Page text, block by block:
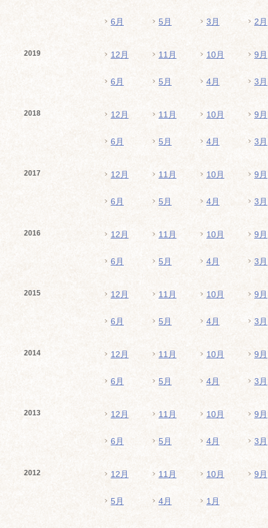
6月 5月 3月 2月
2019 12月 11月 10月 9月
6月 5月 4月 3月
2018 12月 11月 10月 9月
6月 5月 4月 3月
2017 12月 11月 10月 9月
6月 5月 4月 3月
2016 12月 11月 10月 9月
6月 5月 4月 3月
2015 12月 11月 10月 9月
6月 5月 4月 3月
2014 12月 11月 10月 9月
6月 5月 4月 3月
2013 12月 11月 10月 9月
6月 5月 4月 3月
2012 12月 11月 10月 9月
5月 4月 1月